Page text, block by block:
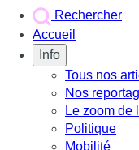
Rechercher
Accueil
Info
Tous nos
Nos
Le zoom de
Politique
Mobilité